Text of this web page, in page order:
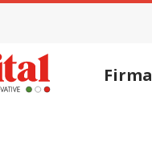
Firma